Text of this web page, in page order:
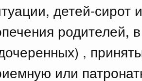
детей-сирот
родителей,
,
или